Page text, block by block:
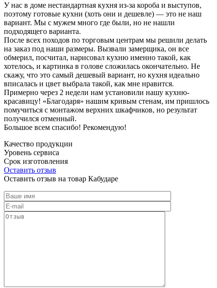
У нас в доме нестандартная кухня из-за короба и выступов,
поэтому готовые кухни (хоть они и дешевле) — это не наш
вариант. Мы с мужем много где были, но не нашли
подходящего варианта.
После всех походов по торговым центрам мы решили делать
на заказ под наши размеры. Вызвали замерщика, он все
обмерил, посчитал, нарисовал кухню именно такой, как
хотелось, и картинка в голове сложилась окончательно. Не
скажу, что это самый дешевый вариант, но кухня идеально
вписалась и цвет выбрала такой, как мне нравится.
Примерно через 2 недели нам установили нашу кухню-
красавицу! «Благодаря» нашим кривым стенам, им пришлось
помучиться с монтажом верхних шкафчиков, но результат
получился отменный.
Большое всем спасибо! Рекомендую!
Качество продукции
Уровень сервиса
Срок изготовления
Оставить отзыв
Оставить отзыв на товар Кабударе